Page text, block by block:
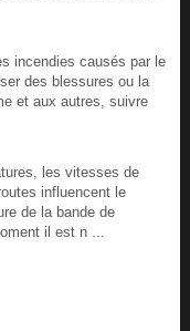
incendies causés par le
des blessures ou la
et aux autres, suivre
les vitesses de
influencent le
de la bande de
il est n ...